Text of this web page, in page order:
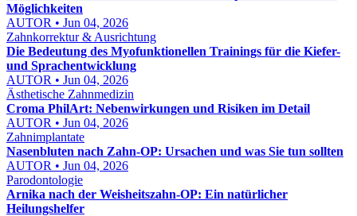
Möglichkeiten
AUTOR • Jun 04, 2026
Zahnkorrektur & Ausrichtung
Die Bedeutung des Myofunktionellen Trainings für die Kiefer-
und Sprachentwicklung
AUTOR • Jun 04, 2026
Ästhetische Zahnmedizin
Croma PhilArt: Nebenwirkungen und Risiken im Detail
AUTOR • Jun 04, 2026
Zahnimplantate
Nasenbluten nach Zahn-OP: Ursachen und was Sie tun sollten
AUTOR • Jun 04, 2026
Parodontologie
Arnika nach der Weisheitszahn-OP: Ein natürlicher
Heilungshelfer